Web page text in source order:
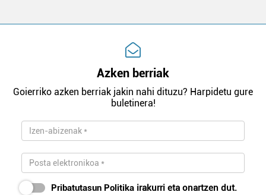
Azken berriak
Goierriko azken berriak jakin nahi dituzu? Harpidetu gure
buletinera!
Pribatutasun Politika irakurri eta onartzen dut.